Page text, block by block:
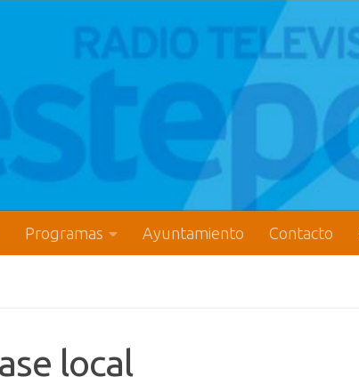
Programas Ayuntamiento Contacto
local